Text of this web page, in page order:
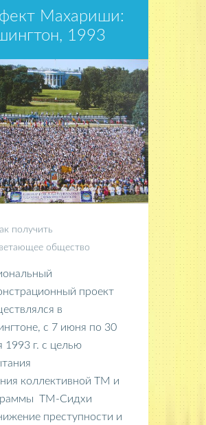
Махариши:
1993
получить
общество
проект
в
с 7 июня по 30
1993 г. с целью
коллективной ТМ и
ТМ-Сидхи
преступности и